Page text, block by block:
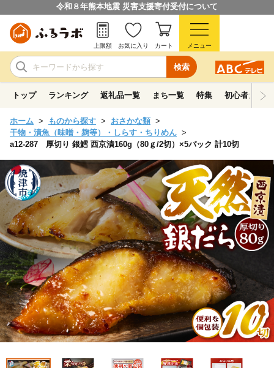
令和８年熊本地震 災害支援寄付受付について
検索
上限額 お気に入り カート メニュー
トップ ランキング 返礼品一覧 まち一覧 特集 初心者ガイド
ホーム ものから探す
おさかな類
干物・漬魚（味噌・麹等）・しらす・ちりめん
a12-287 厚切り 銀鱈 西京漬160g（80ｇ/2切）×5パック 計10切